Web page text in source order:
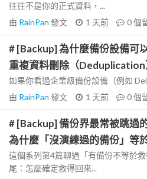
往往不是你的正式資料，...
由 RainPan 發文 1 天前 0個
# [Backup] 為什麼備份設備可
重複資料刪除（Deduplication
如果你看過企業級備份設備（例如
由 RainPan 發文 1 天前 0個
# [Backup] 備份界最常被跳過
為什麼「沒演練過的備份」等
這個系列第4篇聊過「有備份不等於
尾：怎麼確定救得回來...